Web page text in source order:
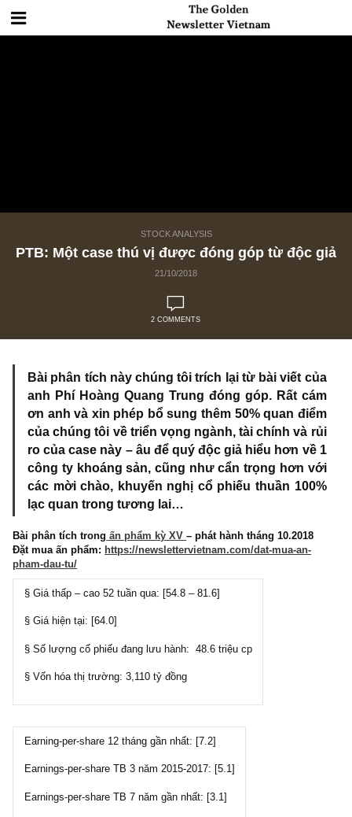
STOCK ANALYSIS
PTB: Một case thú vị được đóng góp từ độc
Bài phân tích này chúng tôi trích lại từ bài viết
anh Phí Hoàng Quang Trung đóng góp. Rất
ơn anh và xin phép bổ sung thêm 50% quan
của chúng tôi về triển vọng ngành, tài chính và
ro của case này – âu để quý độc giả hiểu hơn
các mời chào, khuyến nghị cổ phiếu thuần
lạc quan trong tương lai…
Bài phân tích trongấn phẩm kỳ XV– phát hành tháng 10.2018
pham-dau-tu/